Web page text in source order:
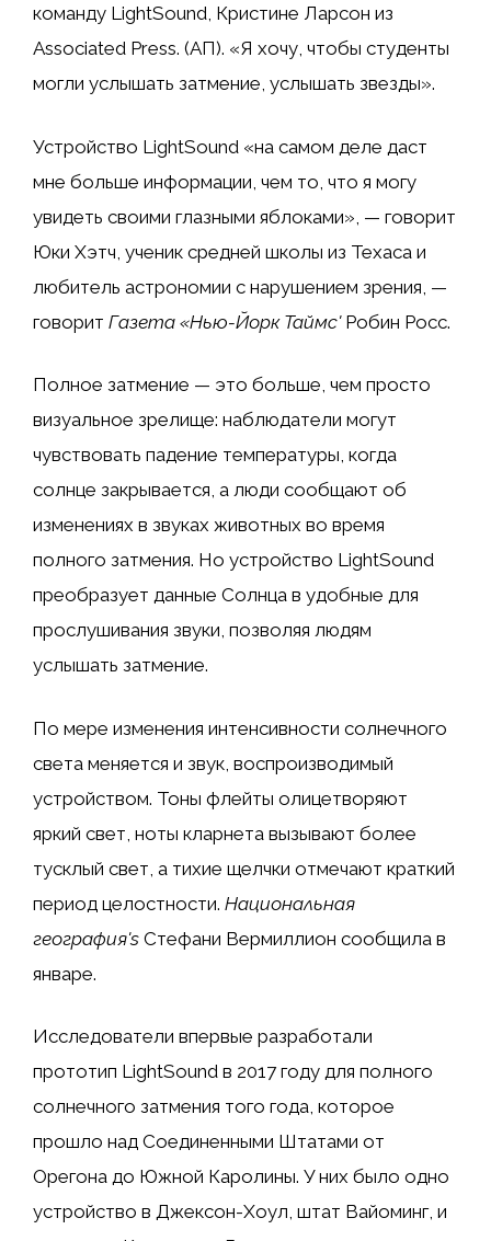
команду LightSound, Кристине Ларсон из
Associated Press. (АП). «Я хочу, чтобы студенты
могли услышать затмение, услышать звезды».
Устройство LightSound «на самом деле даст
мне больше информации, чем то, что я могу
увидеть своими глазными яблоками», — говорит
Юки Хэтч, ученик средней школы из Техаса и
любитель астрономии с нарушением зрения, —
говорит Газета «Нью-Йорк Таймс'Робин Росс.
Полное затмение — это больше, чем просто
визуальное зрелище: наблюдатели могут
чувствовать падение температуры, когда
солнце закрывается, а люди сообщают об
изменениях в звуках животных во время
полного затмения. Но устройство LightSound
преобразует данные Солнца в удобные для
прослушивания звуки, позволяя людям
услышать затмение.
По мере изменения интенсивности солнечного
света меняется и звук, воспроизводимый
устройством. Тоны флейты олицетворяют
яркий свет, ноты кларнета вызывают более
тусклый свет, а тихие щелчки отмечают краткий
период целостности. Национальная
география's Стефани Вермиллион сообщила в
январе.
Исследователи впервые разработали
прототип LightSound в 2017 году для полного
солнечного затмения того года, которое
прошло над Соединенными Штатами от
Орегона до Южной Каролины. У них было одно
устройство в Джексон-Хоул, штат Вайоминг, и